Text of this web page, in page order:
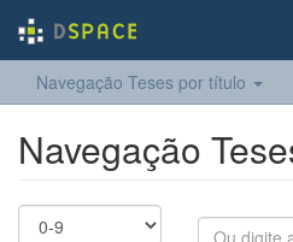
Navegação Teses por título
Navegação